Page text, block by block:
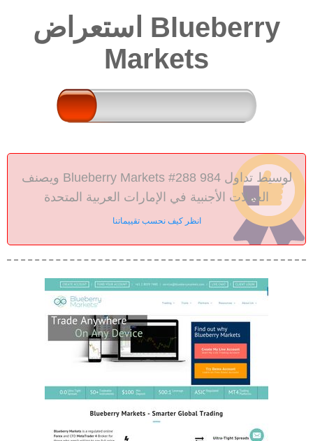
استعراض Blueberry
Markets
ويصنف Blueberry Markets #288 984 لوسيط تداول
العملات الأجنبية في الإمارات العربية المتحدة
انظر كيف نحسب تقييماتنا